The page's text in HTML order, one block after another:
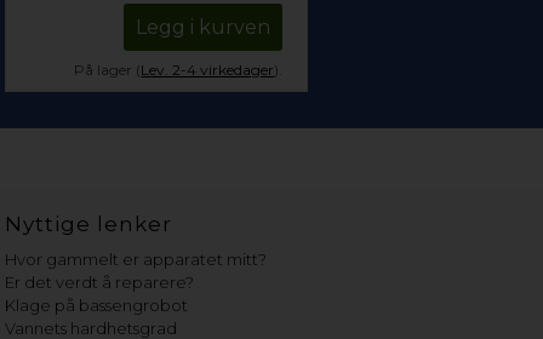
Legg i kurven
På lager (Lev. 2-4 virkedager).
Nyttige lenker
Hvor gammelt er apparatet mitt?
Er det verdt å reparere?
Klage på bassengrobot
Vannets hardhetsgrad